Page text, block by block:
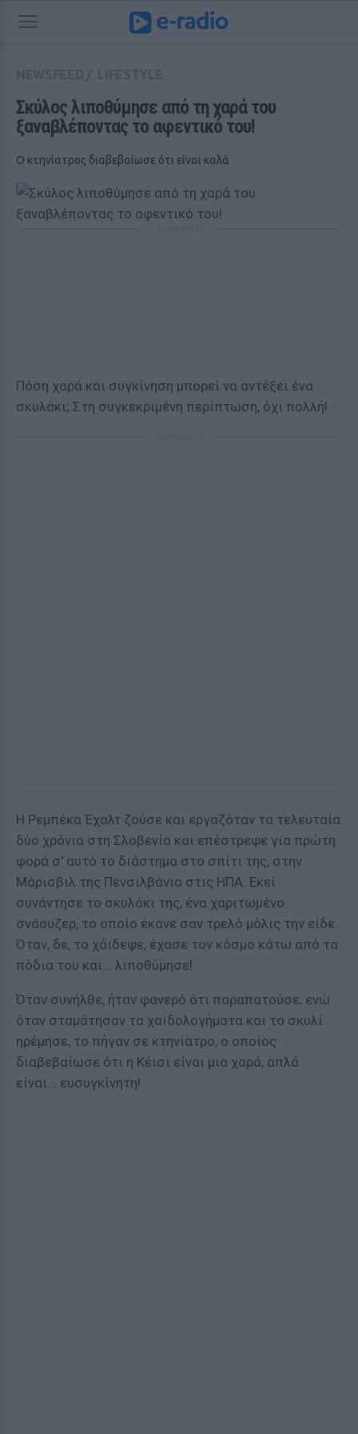
Σκύλος λιποθύμησε από τη χαρά του
ξαναβλέποντας το αφεντικό του!
Ο κτηνίατρος διαβεβαίωσε ότι είναι καλά
Πόση χαρά και συγκίνηση μπορεί να αντέξει ένα
σκυλάκι; Στη συγκεκριμένη περίπτωση, όχι πολλή!
Η Ρεμπέκα Έχαλτ ζούσε και εργαζόταν τα τελευταία
δύο χρόνια στη Σλοβενία και επέστρεψε για πρώτη
φορά σ' αυτό το διάστημα στο σπίτι της, στην
Μάρισβιλ της Πενσιλβάνια στις ΗΠΑ. Εκεί
συνάντησε το σκυλάκι της, ένα χαριτωμένο
σνάουζερ, το οποίο έκανε σαν τρελό μόλις την είδε.
Όταν, δε, το χάιδεψε, έχασε τον κόσμο κάτω από τα
πόδια του και... λιποθύμησε!
Όταν συνήλθε, ήταν φανερό ότι παραπατούσε, ενώ
όταν σταμάτησαν τα χαϊδολογήματα και το σκυλί
ηρέμησε, το πήγαν σε κτηνίατρο, ο οποίος
διαβεβαίωσε ότι η Κέισι είναι μια χαρά, απλά
είναι... ευσυγκίνητη!